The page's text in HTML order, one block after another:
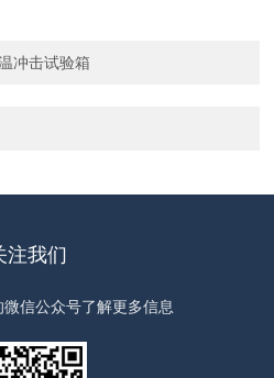
冲击试验箱
注我们
信公众号了解更多信息